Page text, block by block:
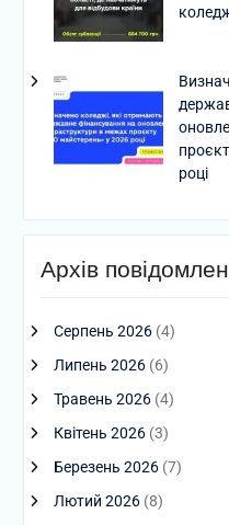
році
Архів
Серпень 2026(4)
Липень 2026(6)
Травень 2026(4)
Квітень 2026(3)
Березень 2026(7)
Лютий 2026(8)